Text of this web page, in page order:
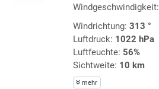
Windgeschwindigkeit:
Windrichtung: 313 °
Luftdruck: 1022 hPa
Luftfeuchte: 56%
Sichtweite: 10 km
mehr